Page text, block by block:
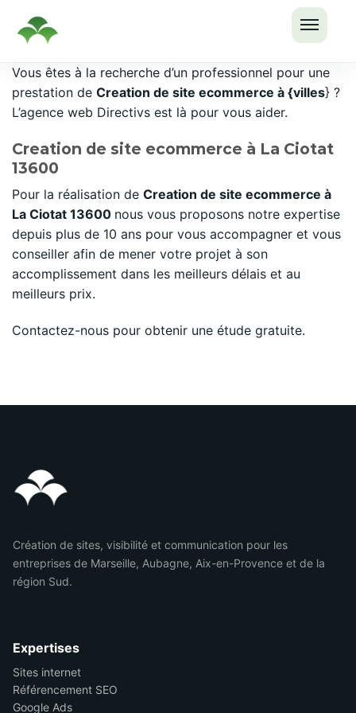
LE
Passer
au
contenu
Vous êtes à la recherche d’un professionnel pour une
prestation de Creation de site ecommerce à {villes} ?
L’agence web Directivs est là pour vous aider.
Creation de site ecommerce à La Ciotat
13600
Pour la réalisation de Creation de site ecommerce à
La Ciotat 13600 nous vous proposons notre expertise
depuis plus de 10 ans pour vous accompagner et vous
conseiller afin de mener votre projet à son
accomplissement dans les meilleurs délais et au
meilleurs prix.
Contactez-nous pour obtenir une étude gratuite.
Création de sites, visibilité et communication pour les
entreprises de Marseille, Aubagne, Aix-en-Provence et de la
région Sud.
Expertises
Sites internet
Référencement SEO
Google Ads